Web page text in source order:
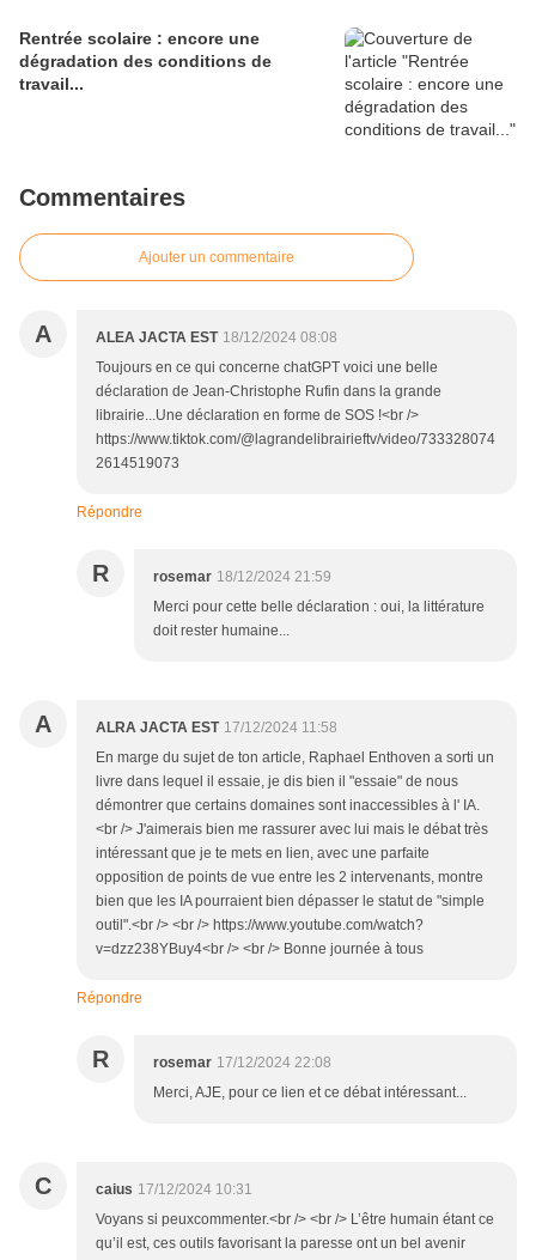
Rentrée scolaire : encore une
dégradation des conditions de
travail...
Commentaires
Ajouter un commentaire
A ALEA JACTA EST 18/12/2024 08:08
Toujours en ce qui concerne chatGPT voici une belle
déclaration de Jean-Christophe Rufin dans la grande
librairie...Une déclaration en forme de SOS !<br />
https://www.tiktok.com/@lagrandelibrairieftv/video/733328074
2614519073
Répondre
R rosemar 18/12/2024 21:59
Merci pour cette belle déclaration : oui, la littérature
doit rester humaine...
A ALRA JACTA EST 17/12/2024 11:58
En marge du sujet de ton article, Raphael Enthoven a sorti un
livre dans lequel il essaie, je dis bien il "essaie" de nous
démontrer que certains domaines sont inaccessibles à l' IA.
<br /> J'aimerais bien me rassurer avec lui mais le débat très
intéressant que je te mets en lien, avec une parfaite
opposition de points de vue entre les 2 intervenants, montre
bien que les IA pourraient bien dépasser le statut de "simple
outil".<br /> <br /> https://www.youtube.com/watch?
v=dzz238YBuy4<br /> <br /> Bonne journée à tous
Répondre
R rosemar 17/12/2024 22:08
Merci, AJE, pour ce lien et ce débat intéressant...
C caius 17/12/2024 10:31
Voyans si peuxcommenter.<br /> <br /> L’être humain étant ce
qu’il est, ces outils favorisant la paresse ont un bel avenir